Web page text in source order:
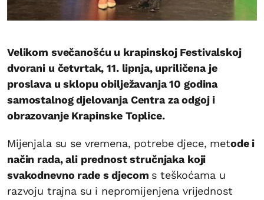
Velikom svečanošću u krapinskoj Festivalskoj
dvorani u četvrtak, 11. lipnja, upriličena je
proslava u sklopu obilježavanja 10 godina
samostalnog djelovanja Centra za odgoj i
obrazovanje Krapinske Toplice.
Mijenjala su se vremena, potrebe djece, metode i
način rada, ali prednost stručnjaka koji
svakodnevno rade s djecom s teškoćama u
razvoju trajna su i nepromijenjena vrijednost